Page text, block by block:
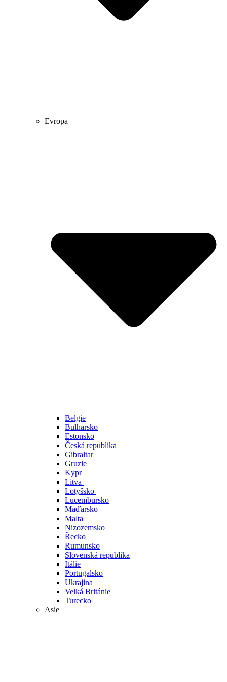
Evropa
Belgie
Bulharsko
Estonsko
Česká republika
Gibraltar
Gruzie
Kypr
Litva
Lotyšsko
Lucembursko
Maďarsko
Malta
Nizozemsko
Řecko
Rumunsko
Slovenská republika
Itálie
Portugalsko
Ukrajina
Velká Británie
Turecko
Asie